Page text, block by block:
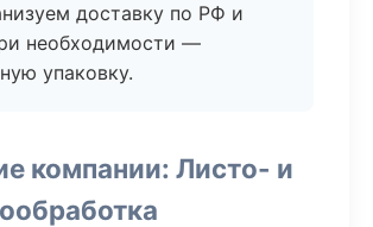
доставку по РФ и
необходимости —
упаковку.
компании: Листо- и